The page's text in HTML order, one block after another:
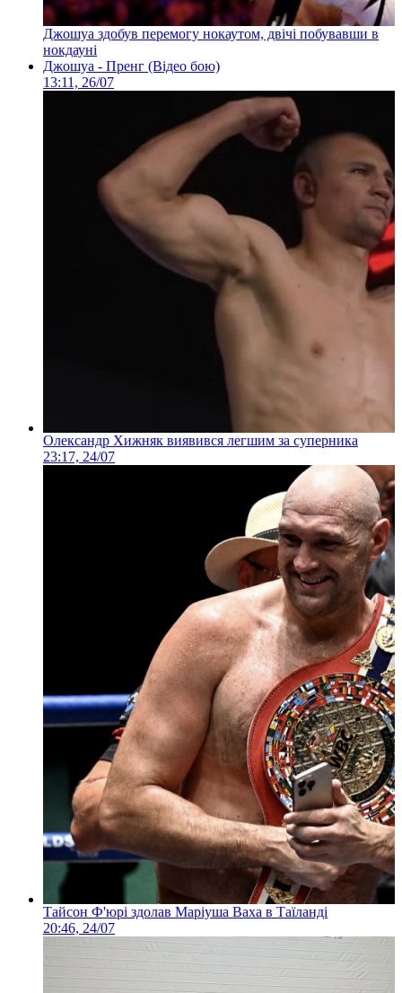
Джошуа здобув перемогу нокаутом, двічі побувавши в
нокдауні
Джошуа - Пренг (Відео бою)
13:11, 26/07
Олександр Хижняк виявився легшим за суперника
23:17, 24/07
Тайсон Ф'юрі здолав Маріуша Ваха в Таїланді
20:46, 24/07